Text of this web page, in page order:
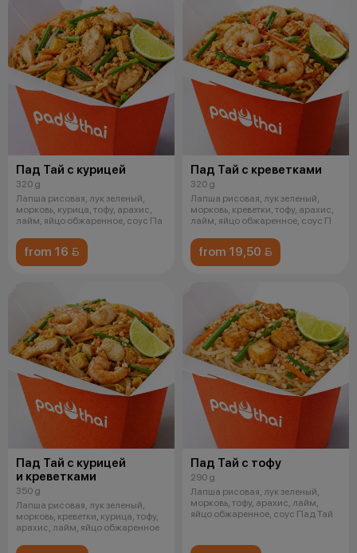
Пад Тай с курицей
320 g
Лапша рисовая, лук зеленый,
морковь, курица, тофу, арахис,
лайм, яйцо обжаренное, соус Па
from 16 
Пад Тай с креветками
320 g
Лапша рисовая, лук зеленый,
морковь, креветки, тофу, арахис,
лайм, яйцо обжаренное, соус П
from 19,50 
Пад Тай с курицей
и креветками
350 g
Лапша рисовая, лук зеленый,
морковь, креветки, курица, тофу,
арахис, лайм, яйцо обжаренное
Пад Тай с тофу
290 g
Лапша рисовая, лук зеленый,
морковь, тофу, арахис, лайм,
яйцо обжаренное, соус Пад Тай